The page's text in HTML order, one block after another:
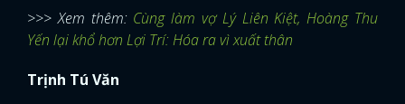
>>> Xem thêm: Cùng làm vợ Lý Liên Kiệt, Hoàng Thu
Yến lại khổ hơn Lợi Trí: Hóa ra vì xuất thân
Trịnh Tú Văn